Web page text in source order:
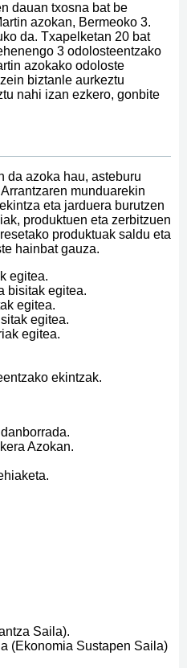
dauan txosna bat be
azokan, Bermeoko 3.
da. Txapelketan 20 bat
3 odolosteentzako
azokako odoloste
biztanle aurkeztu
nahi izan ezkero, gonbite
da azoka hau, asteburu
munduarekin
eta jarduera burutzen
produktuen eta zerbitzuen
produktuak saldu eta
hainbat gauza.
egitea.
bisitak egitea.
egitea.
egitea.
egitea.
ekintzak.
Azokan.
Saila).
(Ekonomia Sustapen Saila)